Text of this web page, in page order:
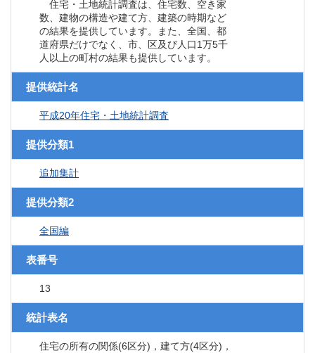
住宅・土地統計調査は、住宅数、空き家
数、建物の構造や建て方、建築の時期など
の結果を提供しています。また、全国、都
道府県だけでなく、市、区及び人口1万5千
人以上の町村の結果も提供しています。
提供統計名
平成20年住宅・土地統計調査
提供分類1
追加集計
提供分類2
全国編
表番号
13
統計表名
住宅の所有の関係(6区分)，建て方(4区分)，